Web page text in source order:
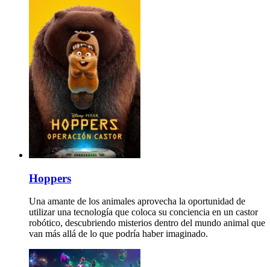
Hoppers
Una amante de los animales aprovecha la oportunidad de
utilizar una tecnología que coloca su conciencia en un castor
robótico, descubriendo misterios dentro del mundo animal que
van más allá de lo que podría haber imaginado.